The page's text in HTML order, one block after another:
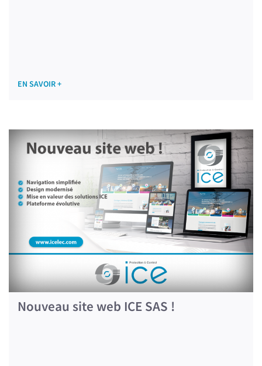
EN SAVOIR +
Nouveau site web ICE SAS !